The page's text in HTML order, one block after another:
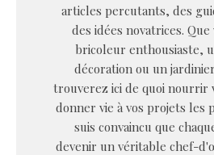
articles percutants, des
des idées novatrices.
bricoleur enthousiaste,
décoration ou un
trouverez ici de quoi nourrir
donner vie à vos projets les
suis convaincu que
devenir un véritable chef-